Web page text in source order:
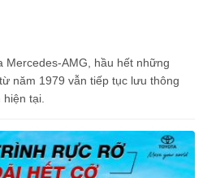
Mercedes-AMG, hầu hết những
năm 1979 vẫn tiếp tục lưu thông
tại.